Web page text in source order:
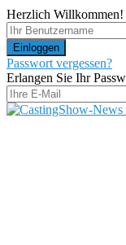
Herzlich Willkommen!
Passwort vergessen?
Erlangen Sie Ihr